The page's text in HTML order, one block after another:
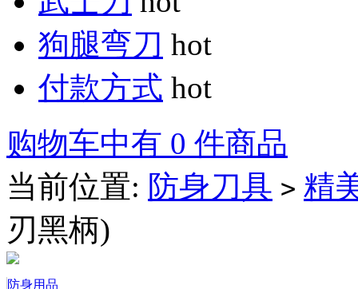
狗腿弯刀 hot
付款方式 hot
购物车中有 0 件商品
当前位置: 防身刀具 > 精
刃黑柄)
防身用品